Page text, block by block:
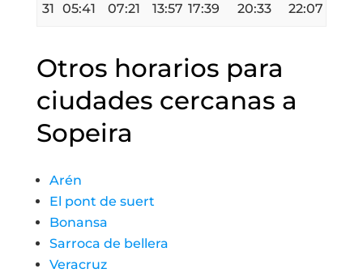
31 05:41 07:21 13:57 17:39 20:33 22:07
Otros horarios para
ciudades cercanas a
Sopeira
Arén
El pont de suert
Bonansa
Sarroca de bellera
Veracruz